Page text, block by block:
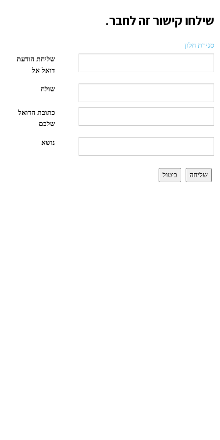
שילחו קישור זה לחבר.
סגירת חלון
שליחת הודעת
דואל אל
שולח
כתובת הדואל
שלכם
נושא
שליחה ביטול